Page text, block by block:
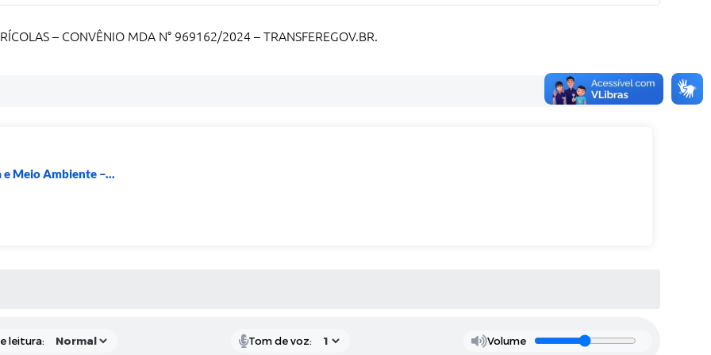
– CONVÊNIO MDA N° 969162/2024 – TRANSFEREGOV.BR.
Meio Ambiente –...
leitura: Tom de voz: Volume